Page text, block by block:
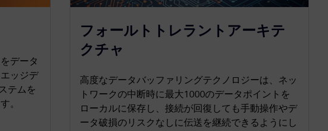
データ
ッジデ
テムを
。
フォールトトレラントアーキテ
クチャ
高度なデータバッファリングテクノロジーは、ネッ
トワークの中断時に最大1000のデータポイントを
ローカルに保存し、接続が回復しても手動操作やデ
ータ破損のリスクなしに伝送を継続できるようにし